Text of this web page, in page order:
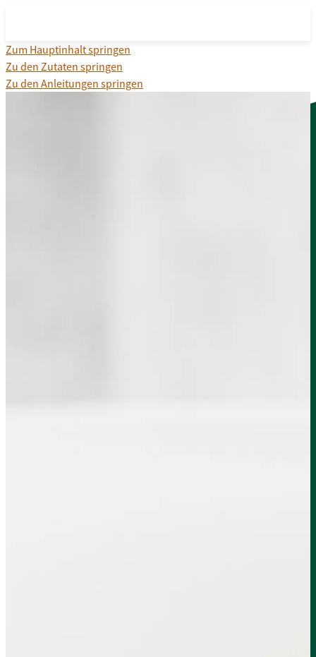
Zum Hauptinhalt springen
Zu den Zutaten springen
Zu den Anleitungen springen